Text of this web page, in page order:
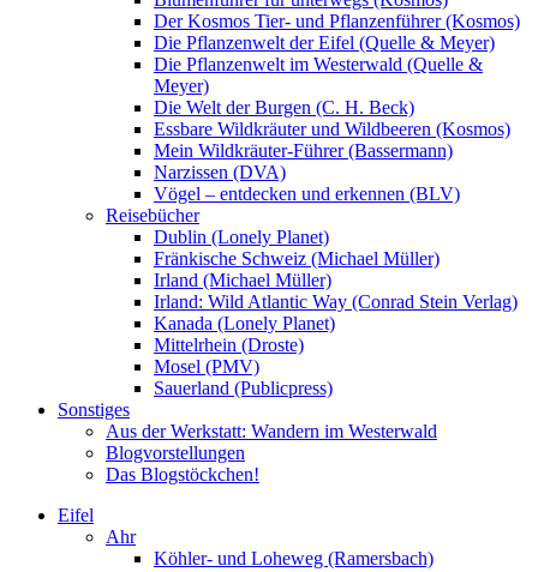
Der Kosmos Tier- und Pflanzenführer (Kosmos)
Die Pflanzenwelt der Eifel (Quelle & Meyer)
Die Pflanzenwelt im Westerwald (Quelle &
Meyer)
Die Welt der Burgen (C. H. Beck)
Essbare Wildkräuter und Wildbeeren (Kosmos)
Mein Wildkräuter-Führer (Bassermann)
Narzissen (DVA)
Vögel – entdecken und erkennen (BLV)
Reisebücher
Dublin (Lonely Planet)
Fränkische Schweiz (Michael Müller)
Irland (Michael Müller)
Irland: Wild Atlantic Way (Conrad Stein Verlag)
Kanada (Lonely Planet)
Mittelrhein (Droste)
Mosel (PMV)
Sauerland (Publicpress)
Sonstiges
Aus der Werkstatt: Wandern im Westerwald
Blogvorstellungen
Das Blogstöckchen!
Eifel
Ahr
Köhler- und Loheweg (Ramersbach)